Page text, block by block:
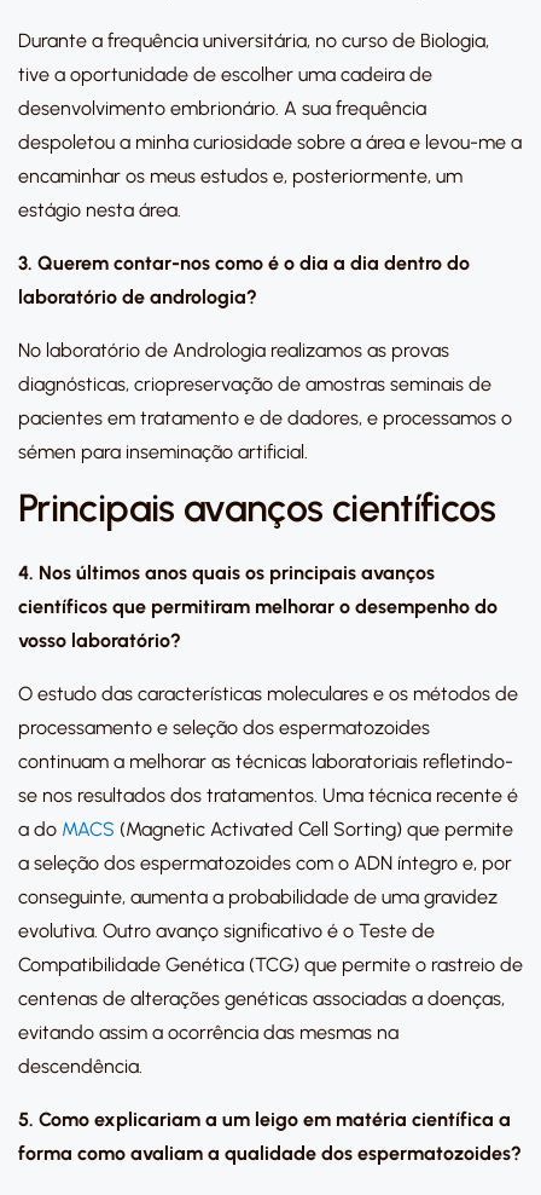
Durante a frequência universitária, no curso de Biologia,
tive a oportunidade de escolher uma cadeira de
desenvolvimento embrionário. A sua frequência
despoletou a minha curiosidade sobre a área e levou-me a
encaminhar os meus estudos e, posteriormente, um
estágio nesta área.
3. Querem contar-nos como é o dia a dia dentro do
laboratório de andrologia?
No laboratório de Andrologia realizamos as provas
diagnósticas, criopreservação de amostras seminais de
pacientes em tratamento e de dadores, e processamos o
sémen para inseminação artificial.
Principais avanços científicos
4. Nos últimos anos quais os principais avanços
científicos que permitiram melhorar o desempenho do
vosso laboratório?
O estudo das características moleculares e os métodos de
processamento e seleção dos espermatozoides
continuam a melhorar as técnicas laboratoriais refletindo-
se nos resultados dos tratamentos. Uma técnica recente é
a do MACS (Magnetic Activated Cell Sorting) que permite
a seleção dos espermatozoides com o ADN íntegro e, por
conseguinte, aumenta a probabilidade de uma gravidez
evolutiva. Outro avanço significativo é o Teste de
Compatibilidade Genética (TCG) que permite o rastreio de
centenas de alterações genéticas associadas a doenças,
evitando assim a ocorrência das mesmas na
descendência.
5. Como explicariam a um leigo em matéria científica a
forma como avaliam a qualidade dos espermatozoides?